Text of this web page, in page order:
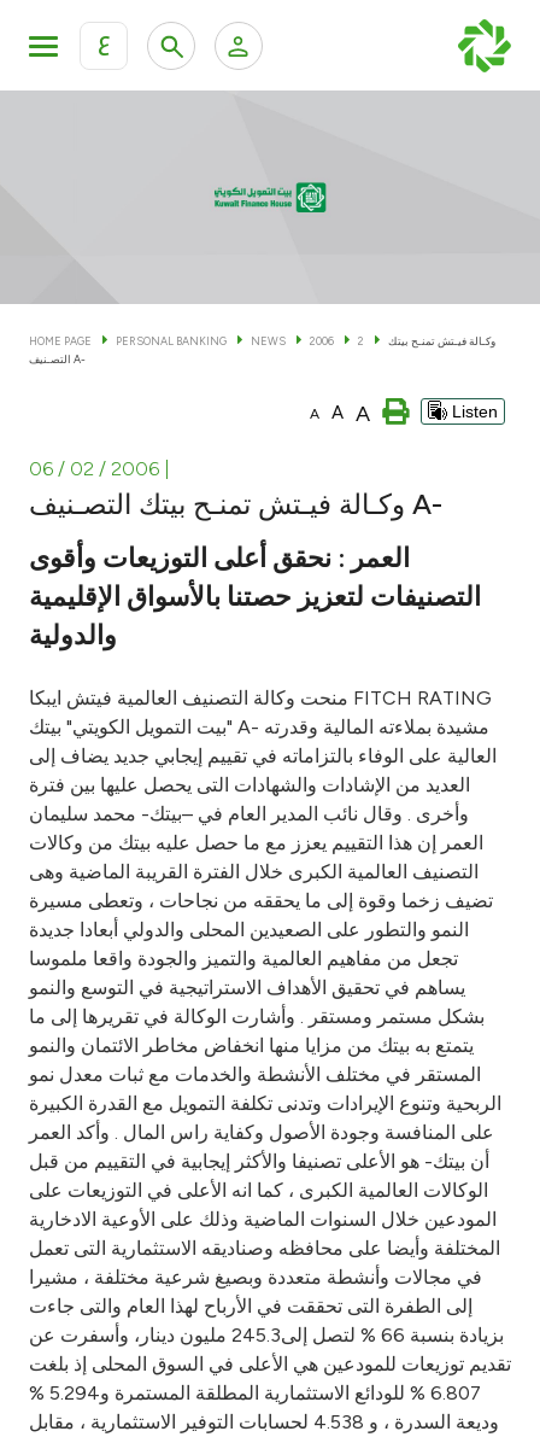
ع
KFH Online Corporate Banking Services
Cards
Investment
Ways to bank
Tools & Services
After Sales Services
Contact us
Branch & ATM locator
Germany
Malaysia
Turkey
Egypt
UK
Kingdom of Bahrain
HOME PAGE PERSONAL BANKING NEWS 2006 2
وكـالة فيـتش تمنـح بيتك
التصـنيف A-
A A A Listen
06 / 02 / 2006
وكـالة فيـتش تمنـح بيتك التصـنيف A-
العمر : نحقق أعلى التوزيعات وأقوى
التصنيفات لتعزيز حصتنا بالأسواق الإقليمية
والدولية
منحت وكالة التصنيف العالمية فيتش ايبكا FITCH RATING
بيت التمويل الكويتي" بيتك" A- مشيدة بملاءته المالية وقدرته
العالية على الوفاء بالتزاماته في تقييم إيجابي جديد يضاف إلى
العديد من الإشادات والشهادات التى يحصل عليها بين فترة
وأخرى . وقال نائب المدير العام في –بيتك- محمد سليمان
العمر إن هذا التقييم يعزز مع ما حصل عليه بيتك من وكالات
التصنيف العالمية الكبرى خلال الفترة القريبة الماضية وهى
تضيف زخما وقوة إلى ما يحققه من نجاحات ، وتعطى مسيرة
النمو والتطور على الصعيدين المحلى والدولي أبعادا جديدة
تجعل من مفاهيم العالمية والتميز والجودة واقعا ملموسا
يساهم في تحقيق الأهداف الاستراتيجية في التوسع والنمو
بشكل مستمر ومستقر . وأشارت الوكالة في تقريرها إلى ما
يتمتع به بيتك من مزايا منها انخفاض مخاطر الائتمان والنمو
المستقر في مختلف الأنشطة والخدمات مع ثبات معدل نمو
الربحية وتنوع الإيرادات وتدنى تكلفة التمويل مع القدرة الكبيرة
على المنافسة وجودة الأصول وكفاية راس المال . وأكد العمر
أن بيتك- هو الأعلى تصنيفا والأكثر إيجابية في التقييم من قبل
الوكالات العالمية الكبرى ، كما انه الأعلى في التوزيعات على
المودعين خلال السنوات الماضية وذلك على الأوعية الادخارية
المختلفة وأيضا على محافظه وصناديقه الاستثمارية التى تعمل
في مجالات وأنشطة متعددة وبصيغ شرعية مختلفة ، مشيرا
إلى الطفرة التى تحققت في الأرباح لهذا العام والتى جاءت
بزيادة بنسبة 66 % لتصل إلى245.3 مليون دينار، وأسفرت عن
تقديم توزيعات للمودعين هي الأعلى في السوق المحلى إذ بلغت
6.807 % للودائع الاستثمارية المطلقة المستمرة و5.294 %
وديعة السدرة ، و 4.538 لحسابات التوفير الاستثمارية ، مقابل